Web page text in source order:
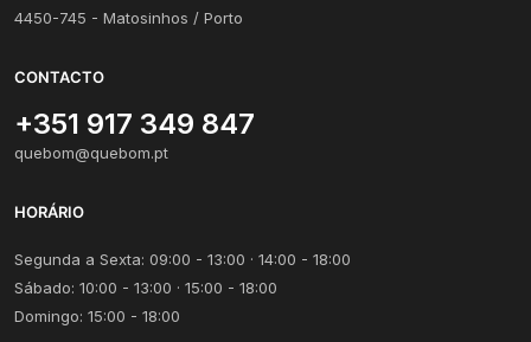
4450-745 - Matosinhos / Porto
CONTACTO
+351 917 349 847
quebom@quebom.pt
HORÁRIO
Segunda a Sexta: 09:00 - 13:00 · 14:00 - 18:00
Sábado: 10:00 - 13:00 · 15:00 - 18:00
Domingo: 15:00 - 18:00